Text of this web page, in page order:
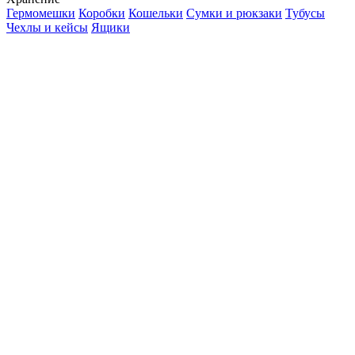
Гермомешки Коробки Кошельки Сумки и рюкзаки Тубусы
Чехлы и кейсы Ящики